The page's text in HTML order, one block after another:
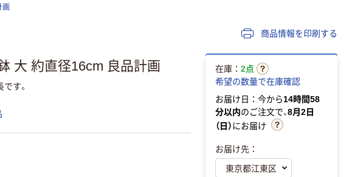
画
商品情報を印刷する
大 約直径16cm 良品計画
す。
在庫： 2点
希望の数量で在庫確認
お届け日：今から14時間58
分以内のご注文で、8月2日
（日）にお届け
お届け先：